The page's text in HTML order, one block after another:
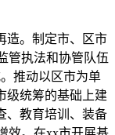
。制定市、区市
管执法和协管队伍
推动以区市为单
级统筹的基础上建
、教育培训、装备